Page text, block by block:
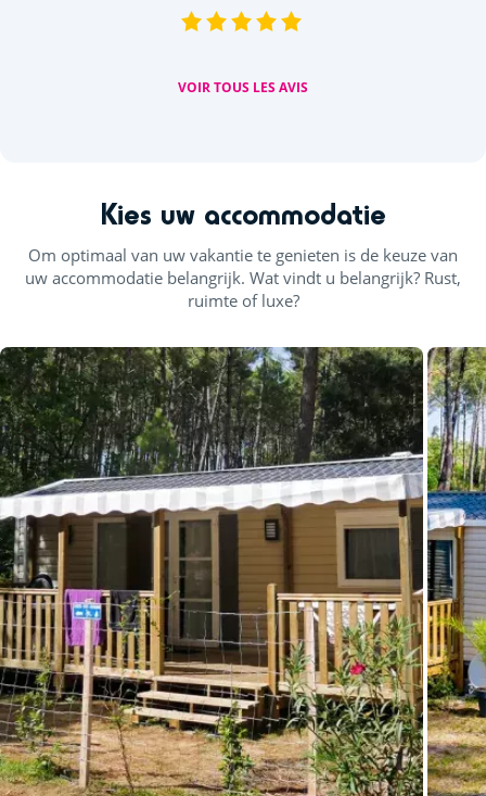
VOIR TOUS LES AVIS
Kies uw accommodatie
Om optimaal van uw vakantie te genieten is de keuze van
uw accommodatie belangrijk. Wat vindt u belangrijk? Rust,
ruimte of luxe?